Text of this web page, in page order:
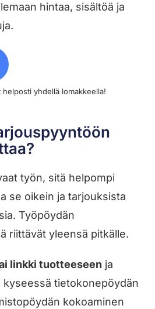
hintaa, sisältöä ja
yhdellä lomakkeella!
työn, sitä helpompi
se oikein ja tarjouksista
Työpöydän
riittävät yleensä pitkälle.
linkki tuotteeseen ja
kyseessä tietokonepöydän
kokoaminen